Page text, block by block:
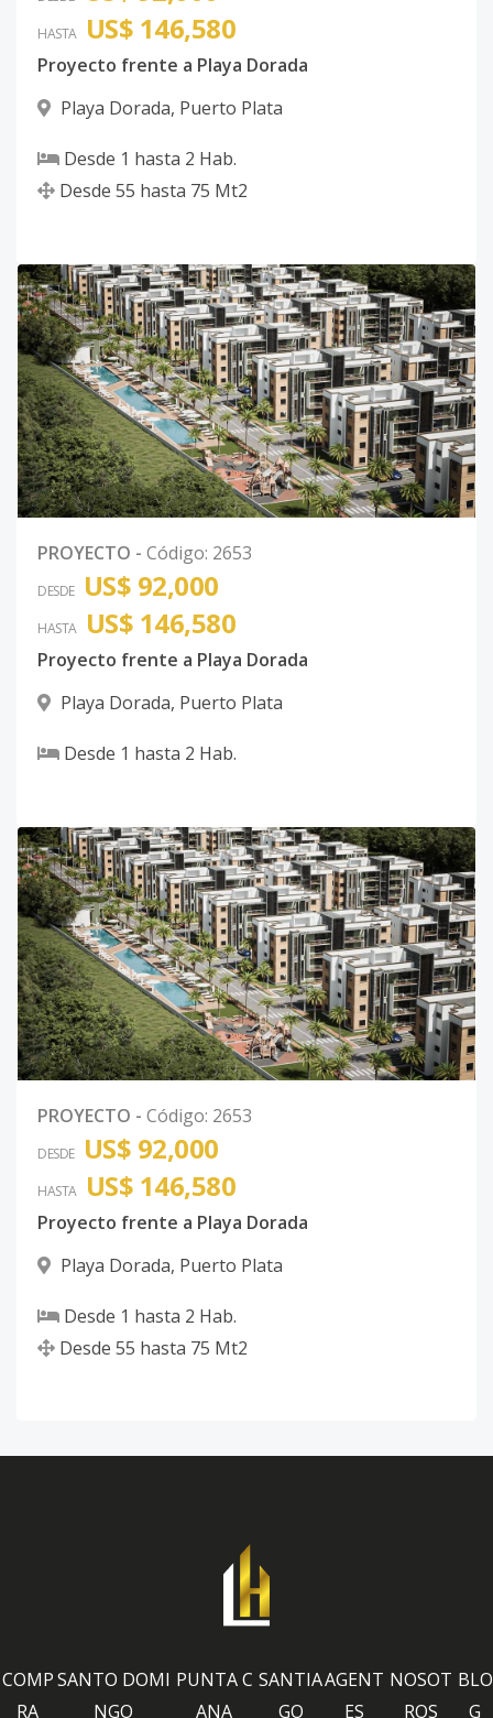
HASTA US$ 146,580
Proyecto frente a Playa Dorada
Playa Dorada, Puerto Plata
Desde 1 hasta 2 Hab.
Desde 55 hasta 75 Mt2
PROYECTO - Código: 2653
DESDE US$ 92,000
HASTA US$ 146,580
Proyecto frente a Playa Dorada
Playa Dorada, Puerto Plata
Desde 1 hasta 2 Hab.
PROYECTO - Código: 2653
DESDE US$ 92,000
HASTA US$ 146,580
Proyecto frente a Playa Dorada
Playa Dorada, Puerto Plata
Desde 1 hasta 2 Hab.
Desde 55 hasta 75 Mt2
COMP
RA
SANTO DOMI
NGO
PUNTA C
ANA
SANTIA
GO
AGENT
ES
NOSOT
ROS
BLO
G